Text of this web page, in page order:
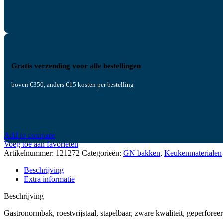
Gratis verzending voor alle bestellingen
boven €350, anders €15 kosten per bestelling
Add to compare
Voeg toe aan favorieten
Artikelnummer: 121272 Categorieën: GN bakken, Keukenmaterialen
Beschrijving
Extra informatie
Beschrijving
Gastronormbak, roestvrijstaal, stapelbaar, zware kwaliteit,